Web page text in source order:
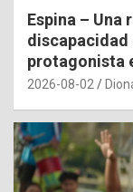
Espina – Una
discapacidad
protagonista
2026-08-02